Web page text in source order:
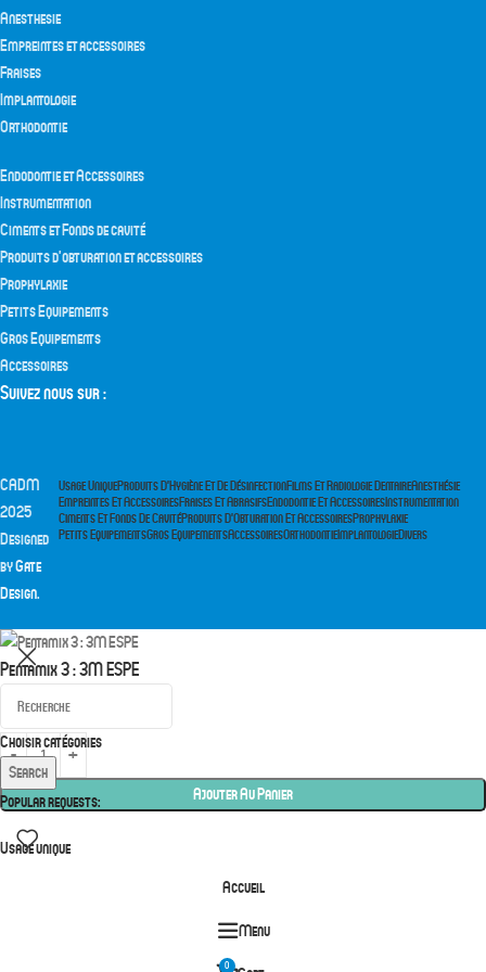
Anesthesie
Empreintes et accessoires
Fraises
Implantologie
Orthodontie
Endodontie et Accessoires
Instrumentation
Ciments et Fonds de cavité
Produits d’obturation et accessoires
Prophylaxie
Petits Equipements
Gros Equipements
Accessoires
Suivez nous sur :
CADM
2025
Designed
byGate
Design.
Usage UniqueProduits D’Hygiène Et De DésinfectionFilms Et Radiologie DentaireAnesthésie
Empreintes Et AccessoiresFraises Et AbrasifsEndodontie Et AccessoiresInstrumentation
Ciments Et Fonds De CavitéProduits D’Obturation Et AccessoiresProphylaxie
Petits EquipementsGros EquipementsAccessoiresOrthodontieImplantologieDivers
Choisir catégories
Search
Popular requests:
Usage unique
Pentamix 3 : 3M ESPE
Ajouter Au Panier
Accueil
Menu
0